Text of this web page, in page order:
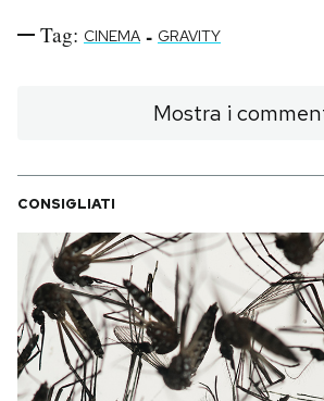
Tag: CINEMA - GRAVITY
Mostra i
CONSIGLIATI